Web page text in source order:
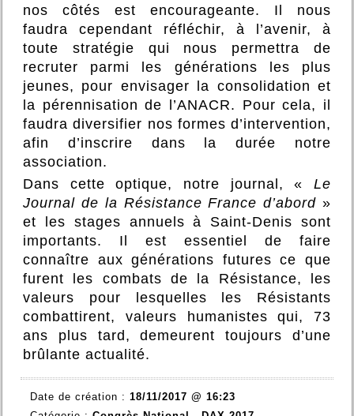
nos côtés est encourageante. Il nous
faudra cependant réfléchir, à l’avenir, à
toute stratégie qui nous permettra de
recruter parmi les générations les plus
jeunes, pour envisager la consolidation et
la pérennisation de l’ANACR. Pour cela, il
faudra diversifier nos formes d’intervention,
afin d’inscrire dans la durée notre
association.
Dans cette optique, notre journal, « Le
Journal de la Résistance France d’abord »
et les stages annuels à Saint-Denis sont
importants. Il est essentiel de faire
connaître aux générations futures ce que
furent les combats de la Résistance, les
valeurs pour lesquelles les Résistants
combattirent, valeurs humanistes qui, 73
ans plus tard, demeurent toujours d’une
brûlante actualité.
Date de création : 18/11/2017 @ 16:23